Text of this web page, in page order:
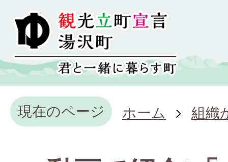
現在のページ ホーム 組織